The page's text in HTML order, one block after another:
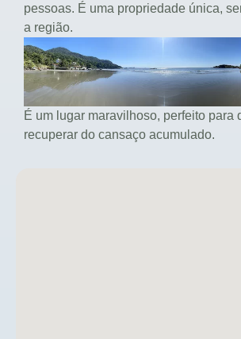
pessoas. É uma propriedade única,
a região.
É um lugar maravilhoso, perfeito para
recuperar do cansaço acumulado.